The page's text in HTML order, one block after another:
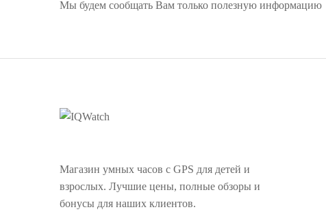
Мы будем сообщать Вам только полезную информацию
Магазин умных часов с GPS для детей и
взрослых. Лучшие цены, полные обзоры и
бонусы для наших клиентов.